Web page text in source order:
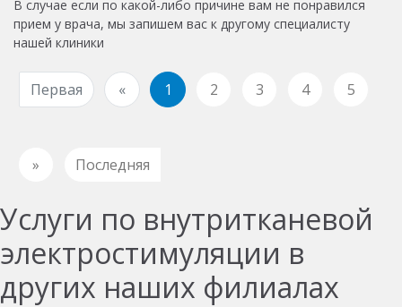
В случае если по какой-либо причине вам не понравился
прием у врача, мы запишем вас к другому специалисту
нашей клиники
Первая « 1 2 3 4 5
» Последняя
Услуги по внутритканевой
электростимуляции в
других наших филиалах